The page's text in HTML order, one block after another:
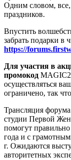
Одним словом,
праздников.
Впустить
забрать подарки в
https://
Для участия в
промокод
осуществляться
ограничено, так
Трансляция
студии Первой
помогут
года и с
г. Ожидаются
авторитетных